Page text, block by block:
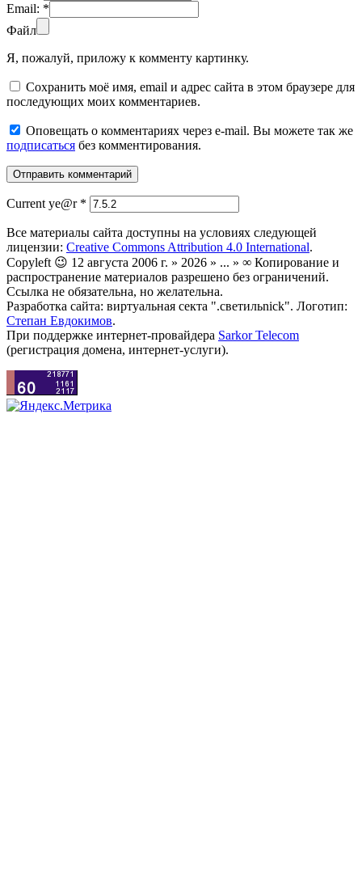
Email: *
Файл
Я, пожалуй, приложу к комменту картинку.
Сохранить моё имя, email и адрес сайта в этом браузере для
последующих моих комментариев.
Оповещать о комментариях через e-mail. Вы можете так же
подписаться без комментирования.
Current ye@r *
Все материалы сайта доступны на условиях следующей
лицензии: Creative Commons Attribution 4.0 International.
Copyleft 😉 12 августа 2006 г. » 2026 » ... » ∞ Копирование и
распространение материалов разрешено без ограничений.
Ссылка не обязательна, но желательна.
Разработка сайта: виртуальная секта ".светильnick". Логотип:
Степан Евдокимов.
При поддержке интернет-провайдера Sarkor Telecom
(регистрация домена, интернет-услуги).